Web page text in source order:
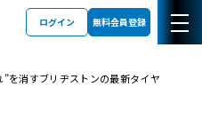
ログイン 無料会員登録
”を消すブリヂストンの最新タイヤ